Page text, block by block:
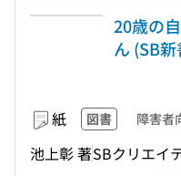
20歳の
ん (SB
紙 図書 障害者
池上彰 著SBクリエイ